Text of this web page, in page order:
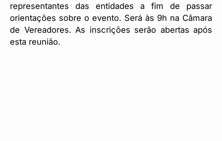
representantes das entidades a fim de passar
orientações sobre o evento. Será às 9h na Câmara
de Vereadores. As inscrições serão abertas após
esta reunião.